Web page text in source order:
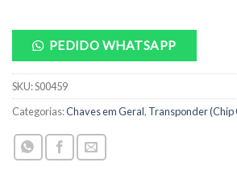
PEDIDO WHATSAPP
SKU:S00459
Categorias:Chaves em Geral, Transponder (Chip